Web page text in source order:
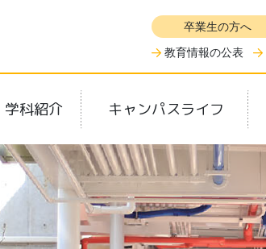
卒業生の方へ
教育情報の公表
学科紹介 キャンパスライフ